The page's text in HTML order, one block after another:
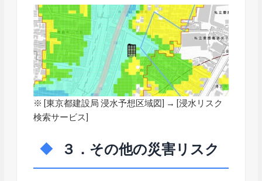
※ [東京都建設局 浸水予想区域図] → [浸水リスク
検索サービス]
３．その他の災害リスク